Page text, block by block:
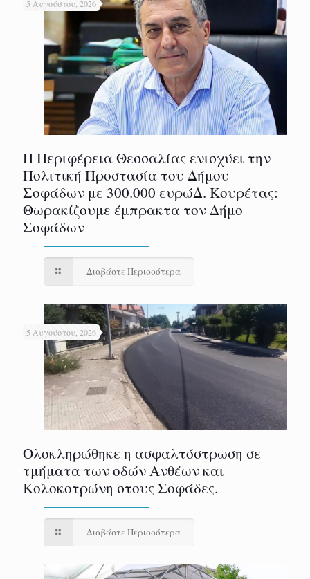
5 Αυγούστου, 2026
Η Περιφέρεια Θεσσαλίας ενισχύει την
Πολιτική Προστασία του Δήμου
Σοφάδων με 300.000 ευρώΔ. Κουρέτας:
Θωρακίζουμε έμπρακτα τον Δήμο
Σοφάδων
Διαβάστε Περισσότερα
5 Αυγούστου, 2026
Ολοκληρώθηκε η ασφαλτόστρωση σε
τμήματα των οδών Ανθέων και
Κολοκοτρώνη στους Σοφάδες.
Διαβάστε Περισσότερα